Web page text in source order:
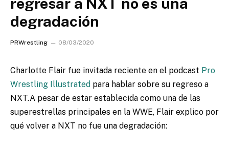
degradación
PRWrestling 08/03/2020
Charlotte Flair fue invitada reciente en el podcast Pro
Wrestling Illustrated para hablar sobre su regreso a
NXT.A pesar de estar establecida como una de las
superestrellas principales en la WWE, Flair explico por
qué volver a NXT no fue una degradación: